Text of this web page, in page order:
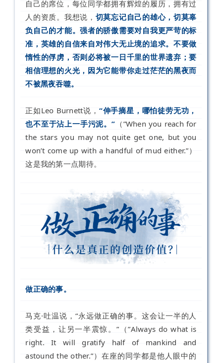
自己的席位，每位同学都拥有辉煌的履历，拥有过
人的资质。我想说， 切莫忘记自己的雄心，切莫辜
负自己的才能。强者的骄傲需要对自我更严苛的标
准，英雄的自信来自对伟大无止境的追求。不要做
惰性的俘虏，否则必将被一日千里的世界遗弃；要
相信理想的火光，因为它能带你走过茫茫的黑夜而
不被黑夜吞噬。
正如Leo Burnett说， “伸手摘星，哪怕徒劳无功，
也不至于沾上一手污泥。” （”When you reach for
the stars you may not quite get one, but you
won’t come up with a handful of mud either.”）
这是我的第一点期待。
做正确的事。
马克·吐温说，“永远做正确的事。这会让一半的人
类受益，让另一半震惊。”（”Always do what is
right. It will gratify half of mankind and
astound the other.”）在座的同学都是他人眼中的